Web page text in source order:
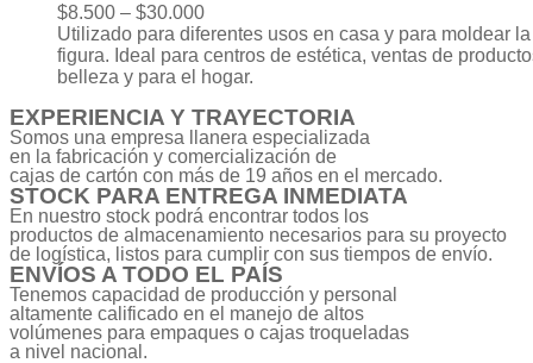
$8.500 – $30.000
Utilizado para diferentes usos en casa y para moldear la
figura. Ideal para centros de estética, ventas de
belleza y para el hogar.
EXPERIENCIA Y TRAYECTORIA
Somos una empresa llanera especializada
en la fabricación y comercialización de
cajas de cartón con más de 19 años en el mercado.
STOCK PARA ENTREGA INMEDIATA
En nuestro stock podrá encontrar todos los
productos de almacenamiento necesarios para su proyecto
de logística, listos para cumplir con sus tiempos de envío.
ENVÍOS A TODO EL PAÍS
Tenemos capacidad de producción y personal
altamente calificado en el manejo de altos
volúmenes para empaques o cajas troqueladas
a nivel nacional.